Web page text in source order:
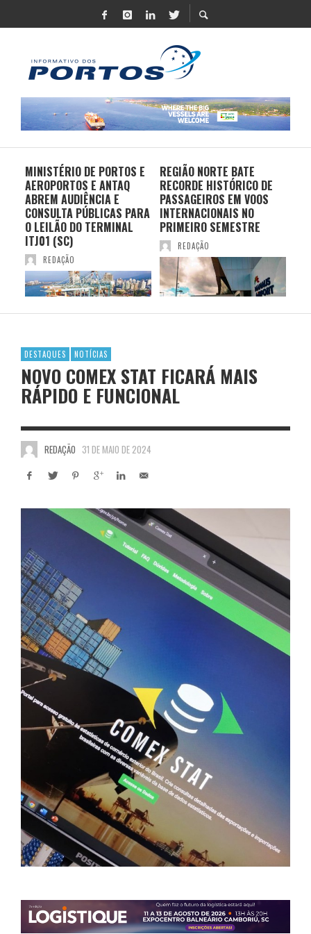
MINISTÉRIO DE PORTOS E
AEROPORTOS E ANTAQ
ABREM AUDIÊNCIA E
CONSULTA PÚBLICAS PARA
O LEILÃO DO TERMINAL
ITJ01 (SC)
REDAÇÃO
REGIÃO NORTE BATE
RECORDE HISTÓRICO DE
PASSAGEIROS EM VOOS
INTERNACIONAIS NO
PRIMEIRO SEMESTRE
REDAÇÃO
DESTAQUES NOTÍCIAS
NOVO COMEX STAT FICARÁ MAIS
RÁPIDO E FUNCIONAL
REDAÇÃO 31 DE MAIO DE 2024